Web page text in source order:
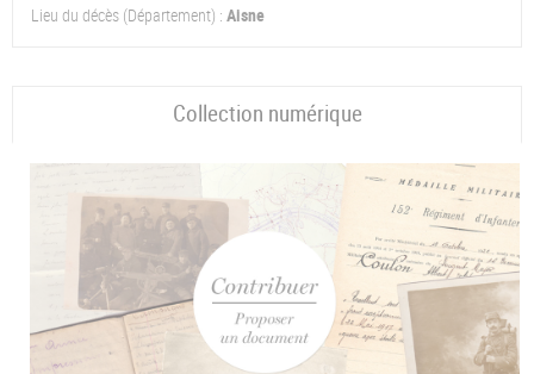
Lieu du décès (Département) : Aisne
Collection numérique